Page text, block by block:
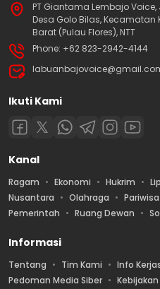
PT Giantama Lembajo
Desa Golo Bilas,
Barat (Pulau Flores), NTT
Phone: +62 823-2942-4144
Ikuti Kami
Kanal
Ragam Ekonomi Hukrim
Nusantara
Olahraga
Pemerintah
Ruang Dewan
Informasi
Tentang Tim Kami Info
Pedoman Media Siber
Kebijakan